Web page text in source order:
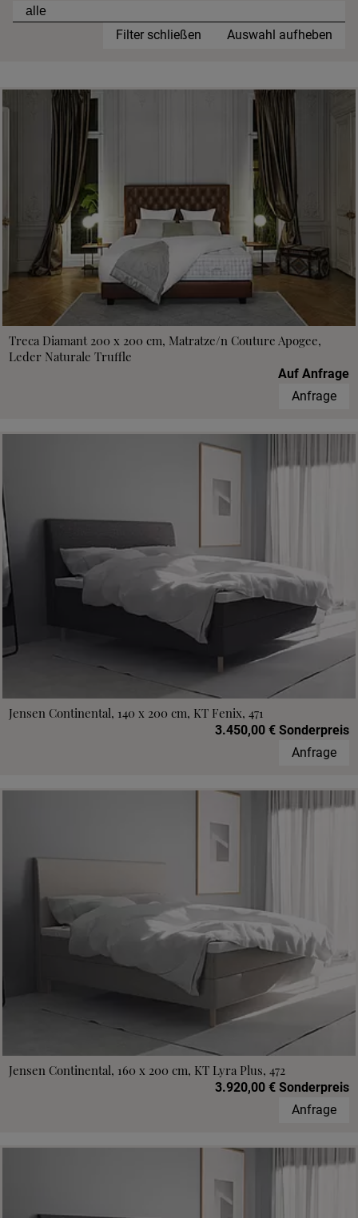
Filter schließen Auswahl aufheben
Treca Diamant 200 x 200 cm, Matratze/n Couture Apogee,
Leder Naturale Truffle
Auf Anfrage
Anfrage
Jensen Continental, 140 x 200 cm, KT Fenix, 471
3.450,00 € Sonderpreis
Anfrage
Jensen Continental, 160 x 200 cm, KT Lyra Plus, 472
3.920,00 € Sonderpreis
Anfrage